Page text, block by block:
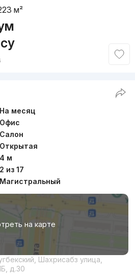
м²
На месяц
Офис
Салон
Открытая
4 м
2 из 17
Магистральный
на карте
Шахрисабз улица,
д.30